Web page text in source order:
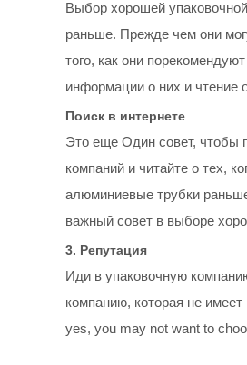
Выбор хорошей
раньше. Прежде чем они
того, как они
информации о них и чтение
Поиск в интернете
Это еще Один совет, чтобы
компаний и читайте о тех,
алюминиевые трубки
важный совет в выборе
3. Репутация
Иди в упаковочную
компанию, которая не
yes, you may not want to